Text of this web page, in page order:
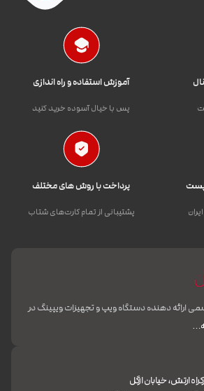
آموزش استفاده و راه اندازی
پس با خیال آسوده خرید کنید
پست پرداخت با روش های مختلف
پشتیبانی از تمام کارت‌های شتاب
ارائه دهنده دستگاه ویپ و تجهیزات ویپینگ در
ارتش، خیابان ازگل